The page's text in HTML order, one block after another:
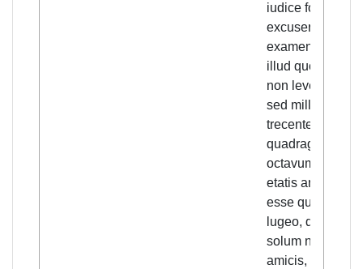
iudice forsan
excuser, si ad
examen venerit
illud quoque,
non leve aliquid,
sed millesimum
trecentesimum
quadragesimum
octavum sexte
etatis annum
esse quem
lugeo, qui non
solum nos
amicis, sed